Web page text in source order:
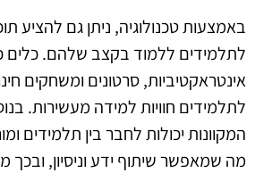
באמצעות טכנולוגיה, ניתן גם להציע
לתלמידים ללמוד בקצב שלהם. כלים
אינטראקטיביות, סרטונים ומשחקים
לתלמידים חוויות למידה מעשירות.
המקוונות יכולות לחבר בין תלמידים
מה שמאפשר שיתוף ידע וניסיון, ובכך